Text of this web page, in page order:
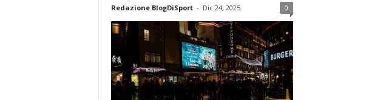
Redazione BlogDiSport - Dic 24, 2025 0